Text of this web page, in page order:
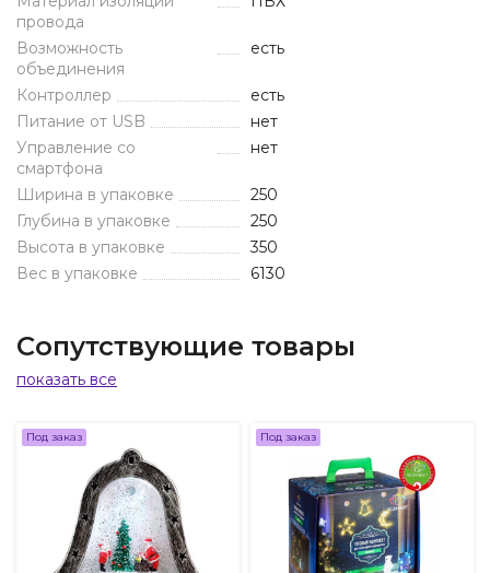
провода
Возможность
объединения
есть
Контроллер
есть
Питание от USB
нет
Управление со
смартфона
нет
Ширина в упаковке
250
Глубина в упаковке
250
Высота в упаковке
350
Вес в упаковке
6130
Сопутствующие товары
показать все
Под заказ Под заказ